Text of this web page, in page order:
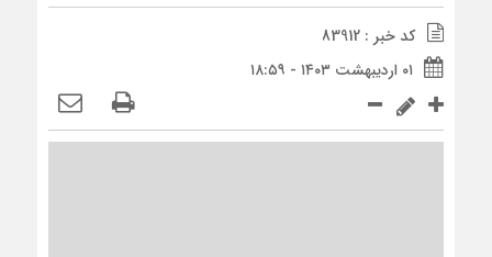
کد خبر : 83912
۰۱ اردیبهشت ۱۴۰۳ - ۱۸:۵۹